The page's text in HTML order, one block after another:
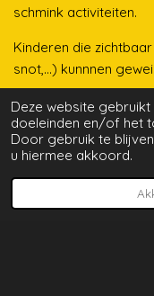
Deze website
doeleinden en/of het
Door gebruik te
u hiermee akkoord.
schmink activiteiten.
Kinderen die
snot,...) kunnnen
"Magische